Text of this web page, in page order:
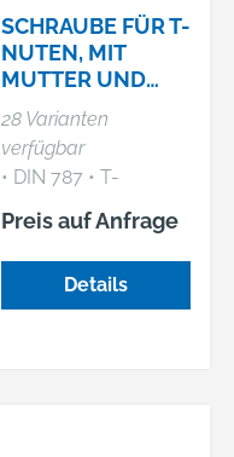
SCHRAUBE FÜR T-
NUTEN, MIT
MUTTER UND
SCHEIBE
28 Varianten
verfügbar
• DIN 787 • T-
gefräst • Gerolltes
Gewinde •
Gestempelt mit
Preis auf Anfrage
Details